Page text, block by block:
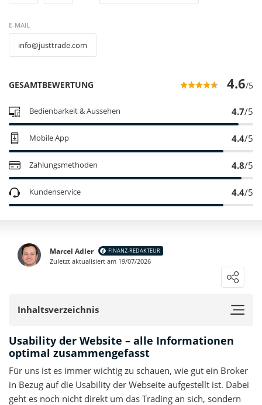
E-MAIL
info@justtrade.com
GESAMTBEWERTUNG 4.6/5
Bedienbarkeit & Aussehen 4.7/5
Mobile App 4.4/5
Zahlungsmethoden 4.8/5
Kundenservice 4.4/5
hoch
hoch
hoch
Eigenen Erfahrungsbericht schreiben
4 Sterne
3 Sterne
2 Sterne
Marcel Adler FINANZ-REDAKTEUR
Zuletzt aktualisiert am 19/07/2026
Inhaltsverzeichnis
Usability der Website – alle Informationen
optimal zusammengefasst
Für uns ist es immer wichtig zu schauen, wie gut ein Broker
in Bezug auf die Usability der Webseite aufgestellt ist. Dabei
geht es noch nicht direkt um das Trading an sich, sondern